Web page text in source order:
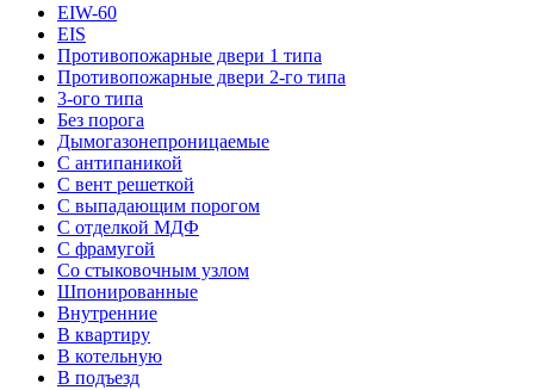
EIW-60
EIS
Противопожарные двери 1 типа
Противопожарные двери 2-го типа
3-ого типа
Без порога
Дымогазонепроницаемые
С антипаникой
С вент решеткой
С выпадающим порогом
С отделкой МДФ
С фрамугой
Со стыковочным узлом
Шпонированные
Внутренние
В квартиру
В котельную
В подъезд